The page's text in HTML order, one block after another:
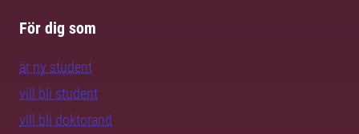
För dig som
är ny student
vill bli student
vill bli doktorand